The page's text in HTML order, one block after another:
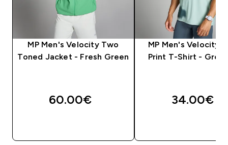
MP Men's Velocity Two
Toned Jacket - Fresh Green
60.00€‎
MP Men's Velocity
Print T-Shirt - Grey
34.00€‎